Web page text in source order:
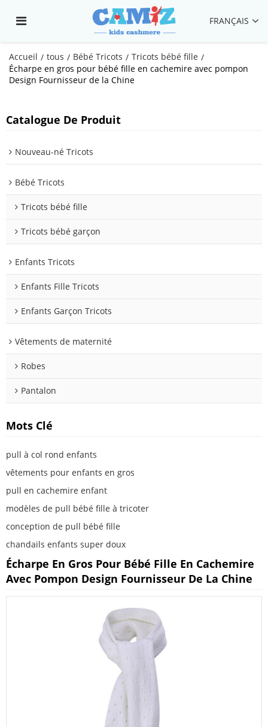
FRANÇAIS
Accueil / tous / Bébé Tricots / Tricots bébé fille /
Écharpe en gros pour bébé fille en cachemire avec pompon
Design Fournisseur de la Chine
Catalogue De Produit
Nouveau-né Tricots
Bébé Tricots
Tricots bébé fille
Tricots bébé garçon
Enfants Tricots
Enfants Fille Tricots
Enfants Garçon Tricots
Vêtements de maternité
Robes
Pantalon
Mots Clé
pull à col rond enfants
vêtements pour enfants en gros
pull en cachemire enfant
modèles de pull bébé fille à tricoter
conception de pull bébé fille
chandails enfants super doux
Écharpe En Gros Pour Bébé Fille En Cachemire
Avec Pompon Design Fournisseur De La Chine